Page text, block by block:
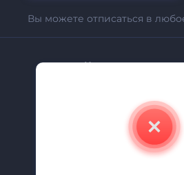
Вы можете отписаться в
Компания
Свяжитесь С Нами
Помощь И Поддержка